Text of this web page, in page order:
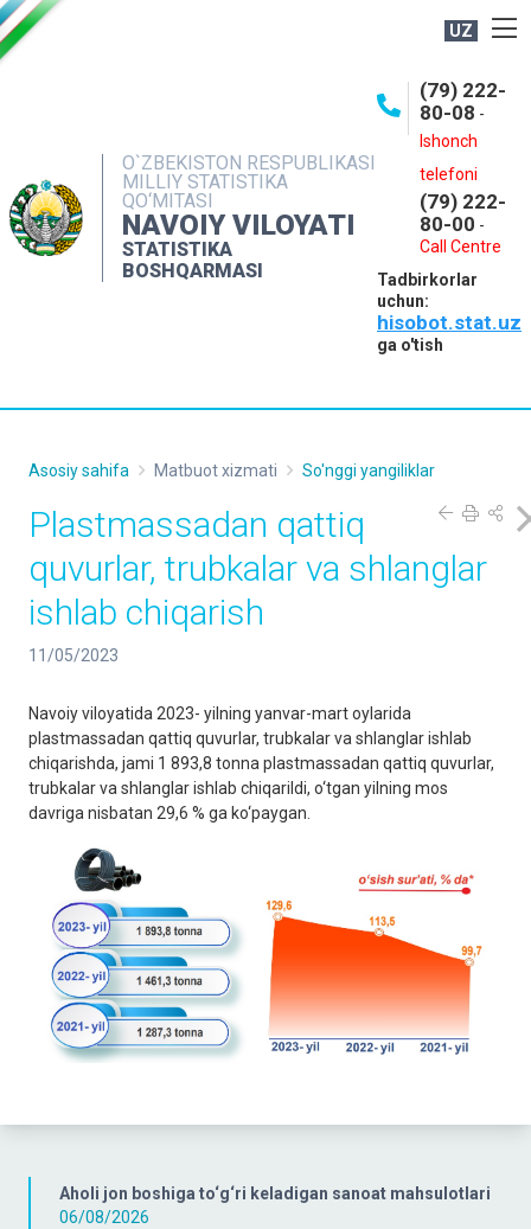
UZ
O`ZBEKISTON RESPUBLIKASI
MILLIY STATISTIKA
QO‘MITASI
NAVOIY VILOYATI
STATISTIKA
BOSHQARMASI
(79) 222-
80-08 -
Ishonch
telefoni
(79) 222-
80-00 -
Call Centre
Tadbirkorlar
uchun:
hisobot.stat.uz
ga o'tish
OCHIQ MA'LUMOTLAR
INTERAKTIV XIZMATLAR
MUROJAATLAR
Aholi jon boshiga to‘g‘ri keladigan sanoat mahsulotlari
06/08/2026
Asosiy sahifa Matbuot xizmati So'nggi yangiliklar
Plastmassadan qattiq
quvurlar, trubkalar va shlanglar
ishlab chiqarish
11/05/2023
Navoiy viloyatida 2023- yilning yanvar-mart oylarida
plastmassadan qattiq quvurlar, trubkalar va shlanglar ishlab
chiqarishda, jami 1 893,8 tonna plastmassadan qattiq quvurlar,
trubkalar va shlanglar ishlab chiqarildi, o‘tgan yilning mos
davriga nisbatan 29,6 % ga ko‘paygan.